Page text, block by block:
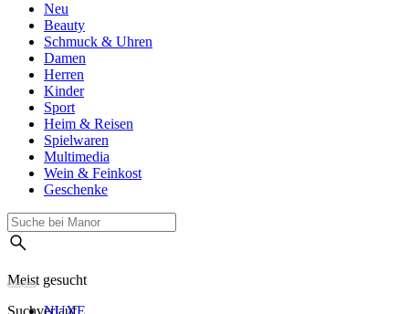
Neu
Beauty
Schmuck & Uhren
Damen
Herren
Kinder
Sport
Heim & Reisen
Spielwaren
Multimedia
Wein & Feinkost
Geschenke
Meist gesucht